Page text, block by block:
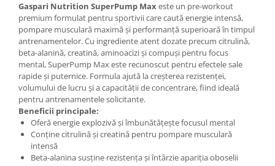
Gaspari Nutrition SuperPump Maxeste un pre-workout
premium formulat pentru sportivii care caută energie intensă,
pompare musculară maximă și performanță superioară în timpul
antrenamentelor. Cu ingrediente atent dozate precum citrulină,
beta-alanină, creatină, aminoacizi și compuși pentru focus
mental, SuperPump Max este recunoscut pentru efectele sale
rapide și puternice. Formula ajută la creșterea rezistenței,
volumului de lucru și a capacității de concentrare, fiind ideală
pentru antrenamentele solicitante.
Beneficii principale:
Oferă energie explozivă și îmbunătățește focusul mental
Conține citrulină și creatină pentru pompare musculară
intensă
Beta-alanina susține rezistența și întârzie apariția oboselii